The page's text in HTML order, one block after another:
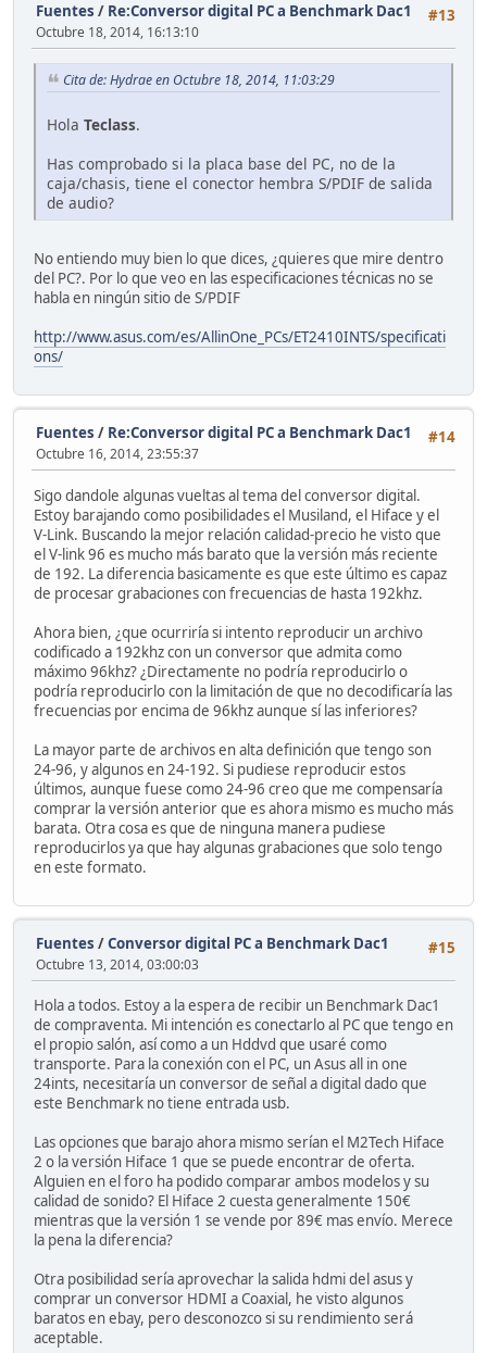
#13
Fuentes / Re:Conversor digital PC a Benchmark Dac1
Octubre 18, 2014, 16:13:10
Cita de: Hydrae en Octubre 18, 2014, 11:03:29
Hola Teclass.
Has comprobado si la placa base del PC, no de la
caja/chasis, tiene el conector hembra S/PDIF de salida
de audio?
No entiendo muy bien lo que dices, ¿quieres que mire dentro
del PC?. Por lo que veo en las especificaciones técnicas no se
habla en ningún sitio de S/PDIF
http://www.asus.com/es/AllinOne_PCs/ET2410INTS/specificati
ons/
#14
Fuentes / Re:Conversor digital PC a Benchmark Dac1
Octubre 16, 2014, 23:55:37
Sigo dandole algunas vueltas al tema del conversor digital.
Estoy barajando como posibilidades el Musiland, el Hiface y el
V-Link. Buscando la mejor relación calidad-precio he visto que
el V-link 96 es mucho más barato que la versión más reciente
de 192. La diferencia basicamente es que este último es capaz
de procesar grabaciones con frecuencias de hasta 192khz.
Ahora bien, ¿que ocurriría si intento reproducir un archivo
codificado a 192khz con un conversor que admita como
máximo 96khz? ¿Directamente no podría reproducirlo o
podría reproducirlo con la limitación de que no decodificaría las
frecuencias por encima de 96khz aunque sí las inferiores?
La mayor parte de archivos en alta definición que tengo son
24-96, y algunos en 24-192. Si pudiese reproducir estos
últimos, aunque fuese como 24-96 creo que me compensaría
comprar la versión anterior que es ahora mismo es mucho más
barata. Otra cosa es que de ninguna manera pudiese
reproducirlos ya que hay algunas grabaciones que solo tengo
en este formato.
#15
Fuentes /Conversor digital PC a Benchmark Dac1
Octubre 13, 2014, 03:00:03
Hola a todos. Estoy a la espera de recibir un Benchmark Dac1
de compraventa. Mi intención es conectarlo al PC que tengo en
el propio salón, así como a un Hddvd que usaré como
transporte. Para la conexión con el PC, un Asus all in one
24ints, necesitaría un conversor de señal a digital dado que
este Benchmark no tiene entrada usb.
Las opciones que barajo ahora mismo serían el M2Tech Hiface
2 o la versión Hiface 1 que se puede encontrar de oferta.
Alguien en el foro ha podido comparar ambos modelos y su
calidad de sonido? El Hiface 2 cuesta generalmente 150€
mientras que la versión 1 se vende por 89€ mas envío. Merece
la pena la diferencia?
Otra posibilidad sería aprovechar la salida hdmi del asus y
comprar un conversor HDMI a Coaxial, he visto algunos
baratos en ebay, pero desconozco si su rendimiento será
aceptable.